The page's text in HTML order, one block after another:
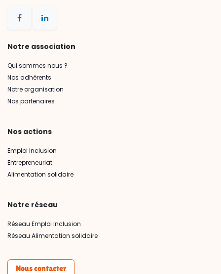
Notre association
Qui sommes nous ?
Nos adhérents
Notre organisation
Nos partenaires
Nos actions
Emploi Inclusion
Entrepreneuriat
Alimentation solidaire
Notre réseau
Réseau Emploi Inclusion
Réseau Alimentation solidaire
Nous contacter